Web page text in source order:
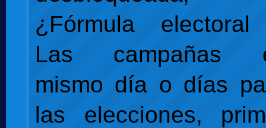
¿Fórmula electoral
Las campañas
mismo día o días
las elecciones,